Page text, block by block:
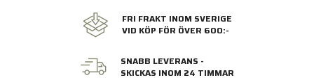
FRI FRAKT INOM SVERIGE
VID KÖP FÖR ÖVER 600:-
SNABB LEVERANS -
SKICKAS INOM 24 TIMMAR